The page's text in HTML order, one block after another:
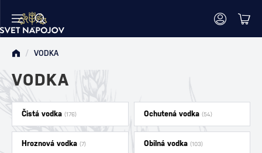
/ VODKA
VODKA
Čistá vodka (176) Ochutená vodka (54)
Hroznová vodka (7) Obilná vodka (103)